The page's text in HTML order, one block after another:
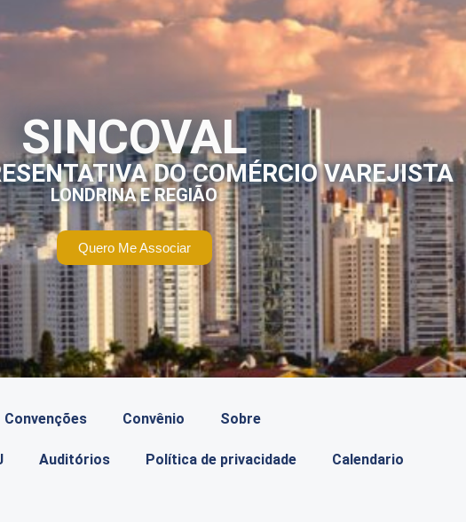
SINCOVAL
DO COMÉRCIO VAREJISTA
LONDRINA E REGIÃO
Quero Me Associar
Convenções Convênio Sobre
Auditórios Política de privacidade Calendario